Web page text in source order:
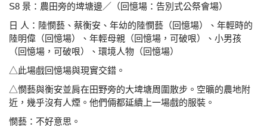
S8 景：農田旁的埤塘邊／（回憶場：告別式公祭會場）
日 人：陸憫藝、蔡衡安、年幼的陸憫藝（回憶場）、 年輕時的
陸明偉（回憶場）、年輕母親（回憶場， 可破哏）、小男孩
（回憶場，可破哏）、環境人物 （回憶場）
△此場戲回憶場與現實交錯。
△憫藝與衡安並肩在田野旁的大埤塘周圍散步。空曠的農地附
近，幾乎沒有人煙。他們倆都延續上一場戲的服裝。
憫藝：不好意思。